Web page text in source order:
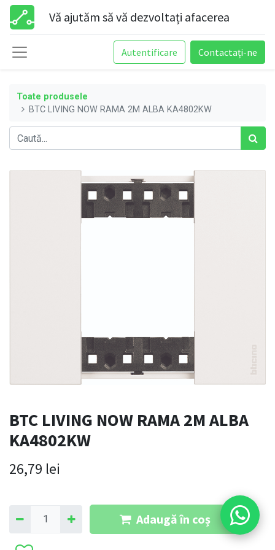
Vă ajutăm să vă dezvoltați afacerea
Autentificare Contactați-ne
Toate produsele
BTC LIVING NOW RAMA 2M ALBA KA4802KW
BTC LIVING NOW RAMA 2M ALBA
KA4802KW
26,79 lei
Adaugă în coș